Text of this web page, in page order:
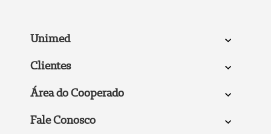
Unimed
Clientes
Área do Cooperado
Fale Conosco